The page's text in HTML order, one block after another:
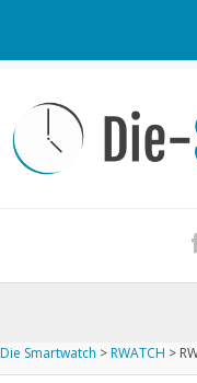
Kontakt / Tipp
Impressum
iPhone kaufen
Startseite
Die Smartwatch >RWATCH >